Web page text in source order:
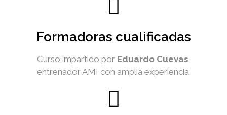
Formadoras cualificadas
Curso impartido porEduardo Cuevas,
entrenador AMI con amplia experiencia.